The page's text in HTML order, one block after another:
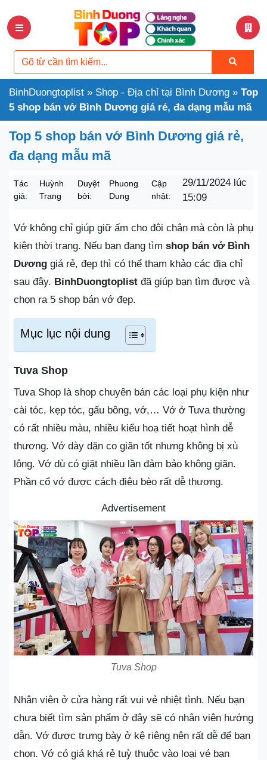
BinhDuongtoplist » Shop - Địa chỉ tại Bình Dương » Top
5 shop bán vớ Bình Dương giá rẻ, đa dạng mẫu mã
Top 5 shop bán vớ Bình Dương giá rẻ,
đa dạng mẫu mã
Tác
giả:
Huỳnh
Trang
Duyệt
bởi:
Phuong
Dung
Cập
nhật:
29/11/2024 lúc
15:09
Vớ không chỉ giúp giữ ấm cho đôi chân mà còn là phụ
kiện thời trang. Nếu bạn đang tìm shop bán vớ Bình
Dương giá rẻ, đẹp thì có thể tham khảo các địa chỉ
sau đây. BinhDuongtoplist đã giúp bạn tìm được và
chọn ra 5 shop bán vớ đẹp.
Mục lục nội dung
Tuva Shop
Tuva Shop là shop chuyên bán các loại phụ kiện như
cài tóc, kẹp tóc, gấu bông, vớ,… Vớ ở Tuva thường
có rất nhiều màu, nhiều kiểu hoạ tiết hoạt hình dễ
thương. Vớ dày dặn co giãn tốt nhưng không bị xù
lông. Vớ dù có giặt nhiều lần đảm bảo không giãn.
Phần cổ vớ được cách điệu bèo rất dễ thương.
Advertisement
Tuva Shop
Nhân viên ở cửa hàng rất vui vẻ nhiệt tình. Nếu bạn
chưa biết tìm sản phẩm ở đây sẽ có nhân viên hướng
dẫn. Vớ được trưng bày ở kệ riêng nên rất dễ để bạn
chọn. Vớ có giá khá rẻ tuỳ thuộc vào loại vé bạn